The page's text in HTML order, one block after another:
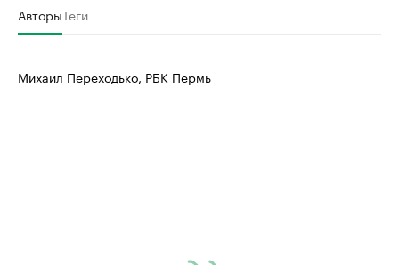
АвторыТеги
Михаил Переходько, РБК Пермь